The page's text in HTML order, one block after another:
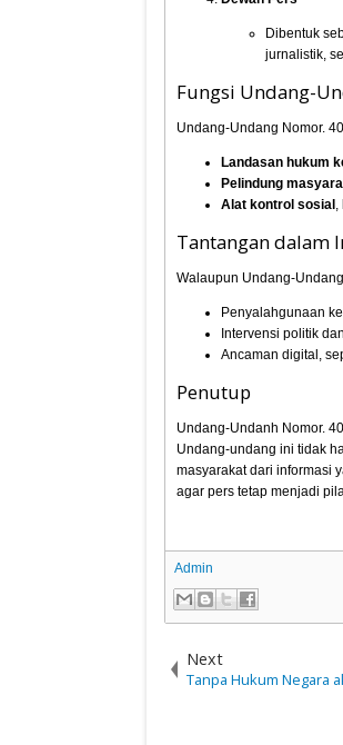
Dibentuk
jurnalistik,
Fungsi Undang-
Undang-Undang Nomor.
Landasan hukum
Pelindung
Alat kontrol sosial ,
Tantangan dalam
Walaupun Undang-
Penyalahgunaan
Intervensi politik
Ancaman digital,
Penutup
Undang-Undanh Nomor.
Undang-undang ini tidak
masyarakat dari informasi
agar pers tetap menjadi
Admin
Next
Tanpa Hukum Negara